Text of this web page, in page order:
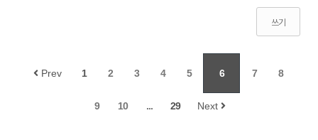
쓰기
Prev 1 2 3 4 5 6 7 8
9 10 ... 29 Next